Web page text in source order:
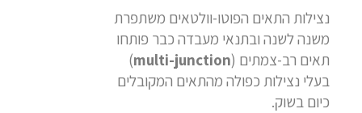
נצילות התאים הפוטו-וולטאים משתפרת
משנה לשנה ובתנאי מעבדה כבר פותחו
תאים רב-צמתים (multi-junction
)
בעלי נצילות כפולה מהתאים המקובלים
כיום בשוק.